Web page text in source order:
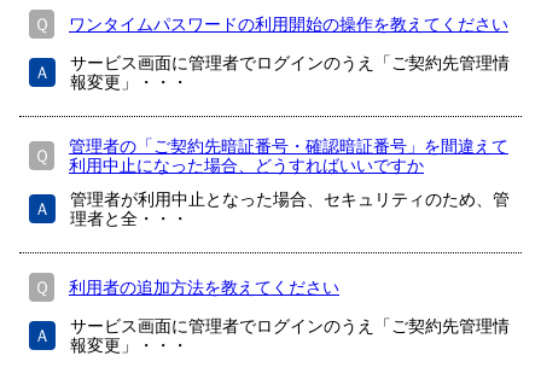
Ｑ ワンタイムパスワードの利用開始の操作を教えてください
Ａ
サービス画面に管理者でログインのうえ「ご契約先管理情
報変更」・・・
Ｑ
管理者の「ご契約先暗証番号・確認暗証番号」を間違えて
利用中止になった場合、どうすればいいですか
Ａ
管理者が利用中止となった場合、セキュリティのため、管
理者と全・・・
Ｑ 利用者の追加方法を教えてください
Ａ
サービス画面に管理者でログインのうえ「ご契約先管理情
報変更」・・・